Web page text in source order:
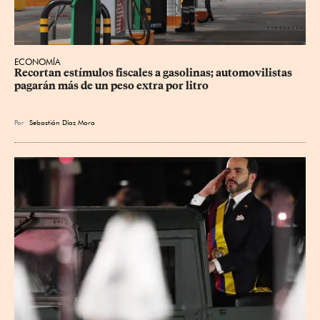
ECONOMÍA
Recortan estímulos fiscales a gasolinas; automovilistas
pagarán más de un peso extra por litro
Por Sebastián Díaz Mora